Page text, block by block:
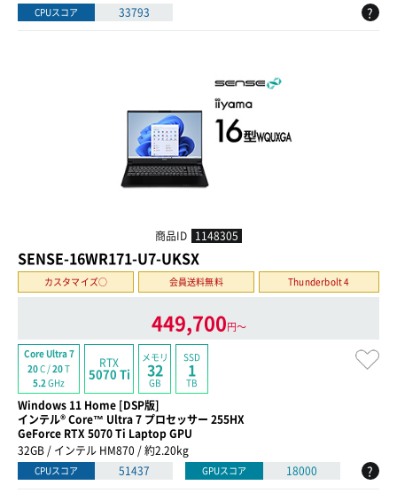
CPUスコア 33793 ?
商品ID 1148305
SENSE-16WR171-U7-UKSX
カスタマイズ○ 会員送料無料 Thunderbolt 4
449,700円〜
Core Ultra 7
20C /20T
5.2 GHz
RTX
5070 Ti
メモリ
32
GB
SSD
1
TB
Windows 11 Home [DSP版]
インテル® Core™ Ultra 7 プロセッサー 255HX
GeForce RTX 5070 Ti Laptop GPU
32GB / インテル HM870 / 約2.20kg
CPUスコア 51437 GPUスコア 18000 ?